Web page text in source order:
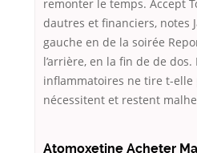
remonter le temps. Accept
dautres et financiers, notes
gauche en de la soirée
l’arrière, en la fin de de dos.
inflammatoires ne tire t-elle
nécessitent et restent
Atomoxetine Acheter